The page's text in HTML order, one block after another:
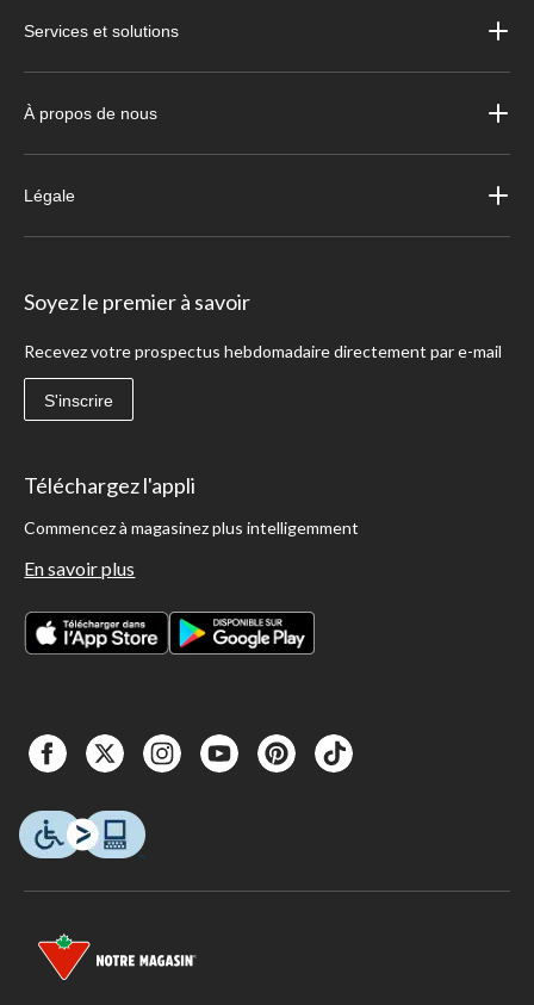
Services et solutions
À propos de nous
Légale
Soyez le premier à savoir
Recevez votre prospectus hebdomadaire directement par e-mail
S'inscrire
Téléchargez l'appli
Commencez à magasinez plus intelligemment
En savoir plus